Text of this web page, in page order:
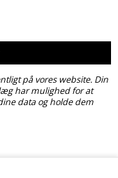
på vores website. Din
har mulighed for at
data og holde dem